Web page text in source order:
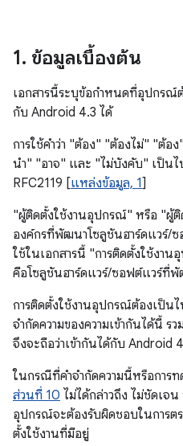
1. ข้อมูลเบื้องต้น
เอกสารนี้ระบุข้อกำหนดที่อุปกรณ์
กับ Android 4.3 ได้
การใช้คําว่า "ต้อง" "ต้องไม่" "ต้
นํา" "อาจ" และ "ไม่บังคับ" เป็นไ
RFC2119 [แหล่งข้อมูล, 1]
"ผู้ติดตั้งใช้งานอุปกรณ์" หรือ "ผู้
องค์กรที่พัฒนาโซลูชันฮาร์ดแวร์/
ใช้ในเอกสารนี้ "การติดตั้งใช้งา
คือโซลูชันฮาร์ดแวร์/ซอฟต์แวร์ที่
การติดตั้งใช้งานอุปกรณ์ต้องเป็น
จำกัดความของความเข้ากันได้นี้ รว
จึงจะถือว่าเข้ากันได้กับ Android
ในกรณีที่คำจำกัดความนี้หรือการ
ส่วนที่ 10 ไม่ได้กล่าวถึง ไม่ชัดเจ
อุปกรณ์จะต้องรับผิดชอบในการต
ตั้งใช้งานที่มีอยู่